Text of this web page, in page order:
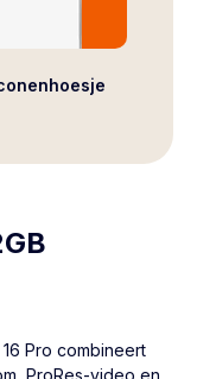
Pro combineert